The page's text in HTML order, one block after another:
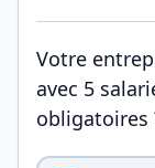
Votre
avec 5
obligatoires